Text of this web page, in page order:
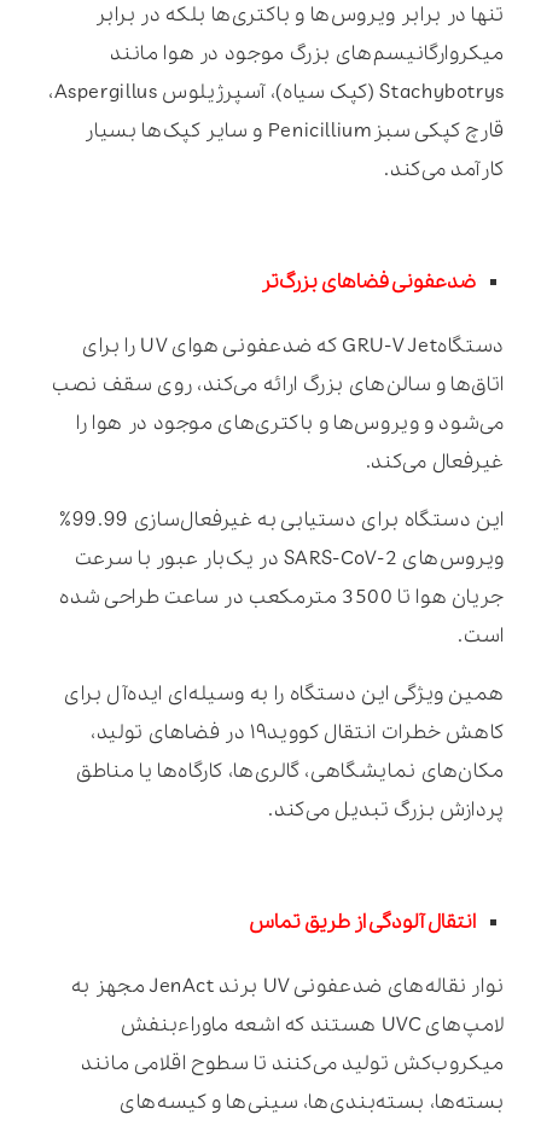
تنها در برابر ویروس‌ها و باکتری‌ها بلکه در برابر
میکروارگانیسم‌های بزرگ موجود در هوا مانند
Stachybotrys (کپک سیاه)، آسپرژیلوس Aspergillus،
قارچ کپکی سبزPenicillium و سایر کپک‌ها بسیار
کارآمد می‌کند.
ضدعفونی فضاهای بزرگ‌تر
دستگاهGRU-V Jet که ضدعفونی هوای UV را برای
اتاق‌ها و سالن‌های بزرگ ارائه می‌کند، روی سقف نصب
می‌شود و ویروس‌ها و باکتری‌های موجود در هوا را
غیرفعال می‌کند.
این دستگاه برای دستیابی به غیرفعال‌سازی 99.99٪
ویروس‌های SARS-CoV-2 در یک‌بار عبور با سرعت
جریان هوا تا 3500 مترمکعب در ساعت طراحی شده
است.
همین ویژگی این دستگاه را به وسیله‌ای ایده‌آل برای
کاهش خطرات انتقال کووید۱۹ در فضاهای تولید،
مکان‌های نمایشگاهی، گالری‌ها، کارگاه‌ها یا مناطق
پردازش بزرگ تبدیل می‌کند.
انتقال آلودگی از طریق تماس
نوار نقاله‌های ضدعفونی UV برند JenAct مجهز به
لامپ‌های UVC هستند که اشعه ماوراءبنفش
میکروب‌کش تولید می‌کنند تا سطوح اقلامی مانند
بسته‌ها، بسته‌بندی‌ها، سینی‌ها و کیسه‌های